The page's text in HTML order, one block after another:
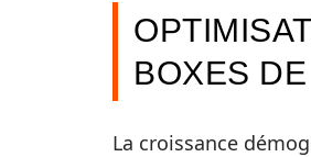
BOXES
La croissance